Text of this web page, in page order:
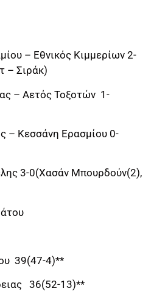
– Εθνικός Κιμμερίων 2-
– Σιράκ)
– Αετός Τοξοτών 1-
– Κεσσάνη Ερασμίου 0-
3-0(Χασάν Μπουρδούν(2),
39(47-4)**
36(52-13)**